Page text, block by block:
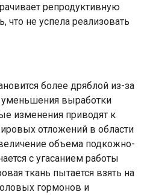
репродуктивную
не успела реализовать
более дряблой из-за
уменьшения выработки
изменения приводят к
отложений в области
объема подкожно-
с угасанием работы
ткань пытается взять на
гормонов и